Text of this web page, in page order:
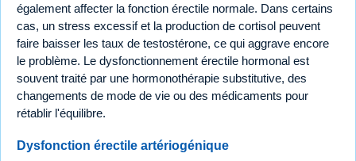
également affecter la fonction érectile normale. Dans certains
cas, un stress excessif et la production de cortisol peuvent
faire baisser les taux de testostérone, ce qui aggrave encore
le problème. Le dysfonctionnement érectile hormonal est
souvent traité par une hormonothérapie substitutive, des
changements de mode de vie ou des médicaments pour
rétablir l'équilibre.
Dysfonction érectile artériogénique